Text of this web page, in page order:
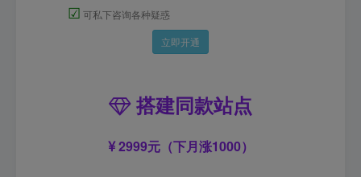
☑ 可私下咨询各种疑惑
立即开通
搭建同款站点
2999元（下月涨1000）